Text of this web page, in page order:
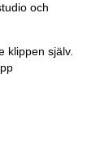
och
klippen själv.